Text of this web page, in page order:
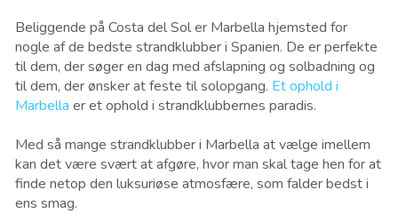
Beliggende på Costa del Sol er Marbella hjemsted for
nogle af de bedste strandklubber i Spanien. De er perfekte
til dem, der søger en dag med afslapning og solbadning og
til dem, der ønsker at feste til solopgang. Et ophold i
Marbella er et ophold i strandklubbernes paradis.
Med så mange strandklubber i Marbella at vælge imellem
kan det være svært at afgøre, hvor man skal tage hen for at
finde netop den luksuriøse atmosfære, som falder bedst i
ens smag.